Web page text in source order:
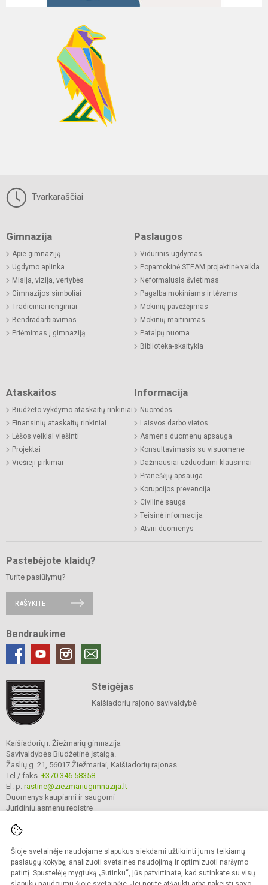
Šioje svetainėje naudojame slapukus siekdami užtikrinti jums teikiamų
paslaugų kokybę, analizuoti svetainės naudojimą ir optimizuoti naršymo
patirtį. Spustelėję mygtuką „Sutinku“, jūs patvirtinate, kad sutinkate su visų
Tvarkaraščiai
Gimnazija
Apie gimnaziją
Ugdymo aplinka
Misija, vizija, vertybės
Gimnazijos simboliai
Tradiciniai renginiai
Bendradarbiavimas
Priėmimas į gimnaziją
Paslaugos
Vidurinis ugdymas
Popamokinė STEAM projektinė veikla
Neformalusis švietimas
Pagalba mokiniams ir tėvams
Mokinių pavėžėjimas
Mokinių maitinimas
Patalpų nuoma
Biblioteka-skaitykla
Ataskaitos
Biudžeto vykdymo ataskaitų rinkiniai
Finansinių ataskaitų rinkiniai
Lėšos veiklai viešinti
Projektai
Viešieji pirkimai
Informacija
Nuorodos
Laisvos darbo vietos
Asmens duomenų apsauga
Konsultavimasis su visuomene
Dažniausiai užduodami klausimai
Pranešėjų apsauga
Korupcijos prevencija
Civilinė sauga
Teisinė informacija
Atviri duomenys
Pastebėjote klaidų?
Turite pasiūlymų?
RAŠYKITE
Bendraukime
Steigėjas
Kaišiadorių rajono savivaldybė
Kaišiadorių r. Žiežmarių gimnazija
Savivaldybės Biudžetinė įstaiga.
Žaslių g. 21, 56017 Žiežmariai, Kaišiadorių rajonas
Tel./ faks. +370 346 58358
El. p. rastine@ziezmariugimnazija.lt
Duomenys kaupiami ir saugomi
Juridinių asmenų registre
© 2025. Kaišiadorių r. Žiežmarių gimnazija. Visos teisės saugomos.
Kopijuoti turinį be raštiško įstaigos administracijos sutikimo griežtai draudžiama.